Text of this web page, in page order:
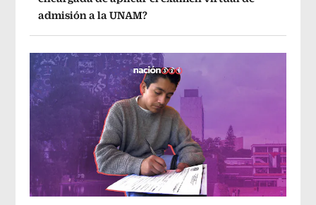
admisión a la UNAM?